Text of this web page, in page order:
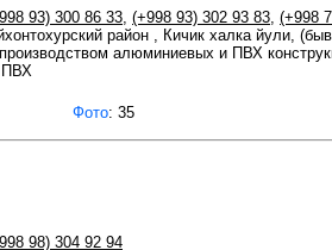
93) 300 86 33, (+998 93) 302 93 83, (+998
район , Кичик халка йули,
алюминиевых и ПВХ
ПВХ
Фото: 35
98) 304 92 94